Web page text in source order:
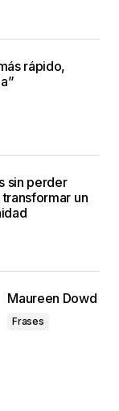
rápido,
sin perder
un
Maureen Dowd
Frases